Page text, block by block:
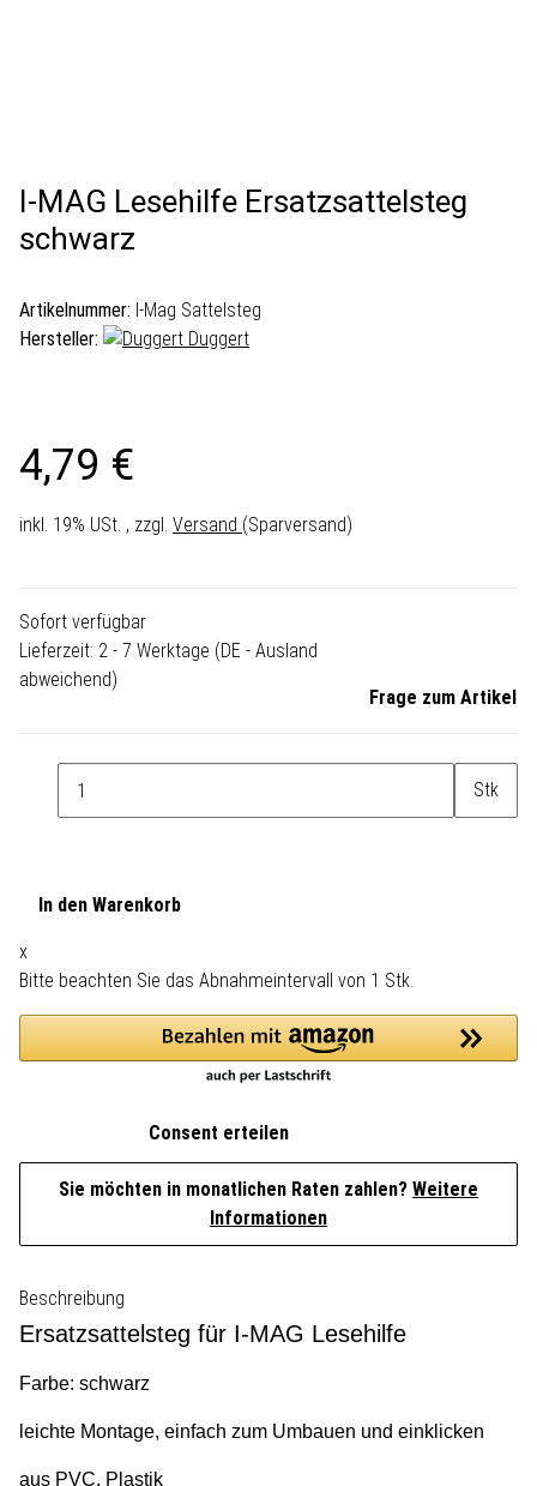
I-MAG Lesehilfe Ersatzsattelsteg
schwarz
Artikelnummer: I-Mag Sattelsteg
Hersteller:
Duggert
4,79 €
inkl. 19% USt. , zzgl. Versand (Sparversand)
Sofort verfügbar
Lieferzeit: 2 - 7 Werktage (DE - Ausland
abweichend)
Frage zum Artikel
Stk
In den Warenkorb
x
Bitte beachten Sie das Abnahmeintervall von 1 Stk.
Consent erteilen
Sie möchten in monatlichen Raten zahlen? Weitere
Informationen
Beschreibung
Ersatzsattelsteg für I-MAG Lesehilfe
Farbe: schwarz
leichte Montage, einfach zum Umbauen und einklicken
aus PVC, Plastik